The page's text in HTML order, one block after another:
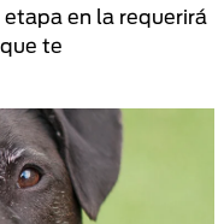
etapa en la requerirá
te